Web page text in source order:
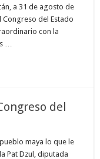
a 31 de agosto de
Congreso del Estado
con la
…
del
maya lo que le
Pat Dzul, diputada